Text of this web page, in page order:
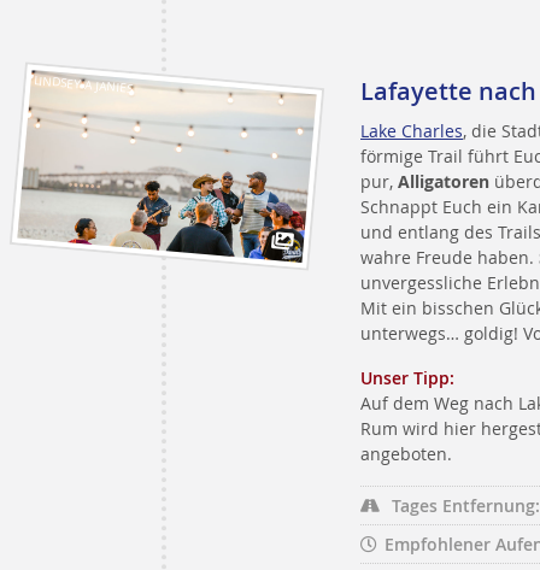
LINDSEY A JANIES Lafayette
Lake Charles, die
förmige Trail führt
pur, Alligatoren
Schnappt Euch ein
und entlang des
wahre Freude haben.
unvergessliche
Mit ein bisschen
unterwegs… goldig!
Unser Tipp:
Auf dem Weg nach
Rum wird hier
angeboten.
Tages Entfernung:
Empfohlener